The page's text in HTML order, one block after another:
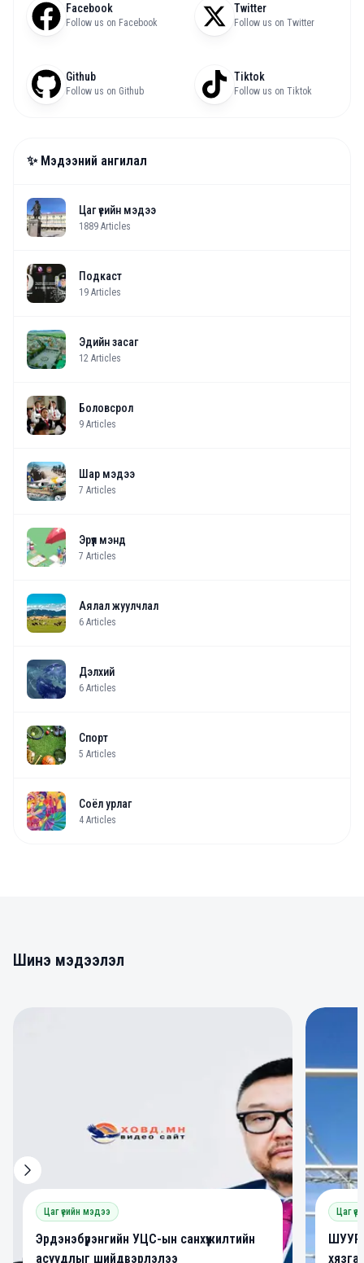
Facebook
Follow us on Facebook
Twitter
Follow us on Twitter
Github
Follow us on Github
Tiktok
Follow us on Tiktok
✨ Мэдээний ангилал
Цаг үеийн мэдээ
1889 Articles
Подкаст
19 Articles
Эдийн засаг
12 Articles
Боловсрол
9 Articles
Шар мэдээ
7 Articles
Эрүүл мэнд
7 Articles
Аялал жуулчлал
6 Articles
Дэлхий
6 Articles
Спорт
5 Articles
Соёл урлаг
4 Articles
Шинэ мэдээлэл
Цаг үеийн мэдээ
Эрдэнэбүрэнгийн УЦС-ын санхүүжилтийн
асуудлыг шийдвэрлэлээ
Цаг